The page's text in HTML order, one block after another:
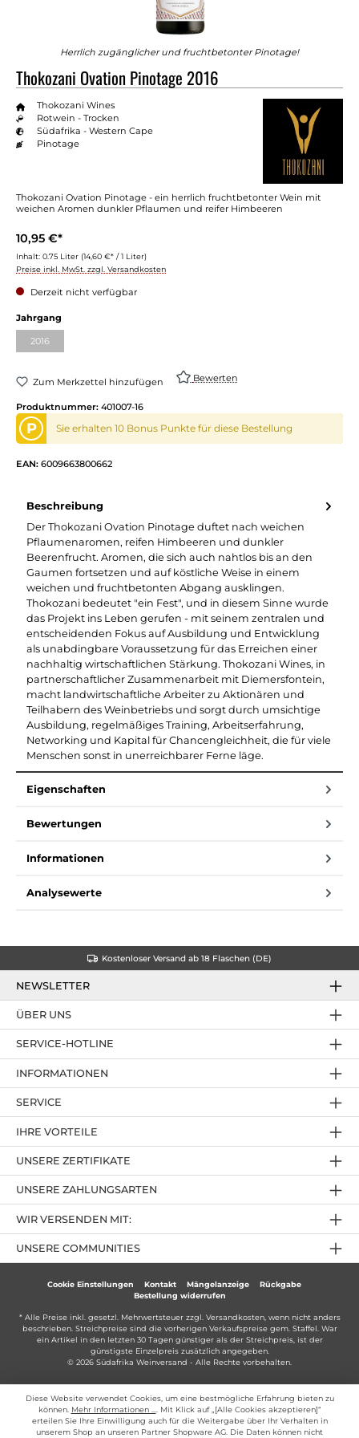
Herrlich zugänglicher und fruchtbetonter Pinotage!
Thokozani Ovation Pinotage 2016
Thokozani Wines
Rotwein - Trocken
Südafrika - Western Cape
Pinotage
Thokozani Ovation Pinotage - ein herrlich fruchtbetonter Wein mit
weichen Aromen dunkler Pflaumen und reifer Himbeeren
10,95 €*
Inhalt: 0.75 Liter (14,60 €* / 1 Liter)
Preise inkl. MwSt. zzgl. Versandkosten
Derzeit nicht verfügbar
Jahrgang
2016
Zum Merkzettel hinzufügen Bewerten
Produktnummer: 401007-16
P Sie erhalten 10 Bonus Punkte für diese Bestellung
EAN: 6009663800662
Beschreibung
Der Thokozani Ovation Pinotage duftet nach weichen
Pflaumenaromen, reifen Himbeeren und dunkler
Beerenfrucht. Aromen, die sich auch nahtlos bis an den
Gaumen fortsetzen und auf köstliche Weise in einem
weichen und fruchtbetonten Abgang ausklingen.
Thokozani bedeutet "ein Fest", und in diesem Sinne wurde
das Projekt ins Leben gerufen - mit seinem zentralen und
entscheidenden Fokus auf Ausbildung und Entwicklung
als unabdingbare Voraussetzung für das Erreichen einer
nachhaltig wirtschaftlichen Stärkung. Thokozani Wines, in
partnerschaftlicher Zusammenarbeit mit Diemersfontein,
macht landwirtschaftliche Arbeiter zu Aktionären und
Teilhabern des Weinbetriebs und sorgt durch umsichtige
Ausbildung, regelmäßiges Training, Arbeitserfahrung,
Networking und Kapital für Chancengleichheit, die für viele
Menschen sonst in unerreichbarer Ferne läge.
Eigenschaften
Bewertungen
Informationen
Analysewerte
Kostenloser Versand ab 18 Flaschen (DE)
NEWSLETTER
SERVICE-HOTLINE
IHRE VORTEILE
UNSERE ZAHLUNGSARTEN
ÜBER UNS
UNSERE ZERTIFIKATE
INFORMATIONEN
SERVICE
UNSERE COMMUNITIES
WIR VERSENDEN MIT:
Cookie Einstellungen Kontakt Mängelanzeige
Rückgabe
Bestellung widerrufen
* Alle Preise inkl. gesetzl. Mehrwertsteuer zzgl. Versandkosten, wenn nicht anders
beschrieben. Streichpreise sind die vorherigen Verkaufspreise gem. Staffel. War
ein Artikel in den letzten 30 Tagen günstiger als der Streichpreis, ist der
günstigste Einzelpreis zusätzlich angegeben.
© 2026 Südafrika Weinversand - Alle Rechte vorbehalten.
Diese Website verwendet Cookies, um eine bestmögliche Erfahrung bieten zu
können. Mehr Informationen ...
. Mit Klick auf „[Alle Cookies akzeptieren]“
erteilen Sie Ihre Einwilligung auch für die Weitergabe über Ihr Verhalten in
unserem Shop an unseren Partner Shopware AG. Die Daten können nicht